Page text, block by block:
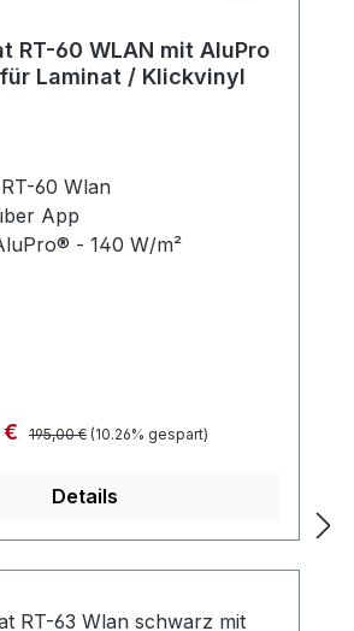
RT-60 WLAN mit AluPro
Laminat / Klickvinyl
60 Wlan
App
- 140 W/m²
Regulärer Preis:
195,00 € (10.26% gespart)
Details